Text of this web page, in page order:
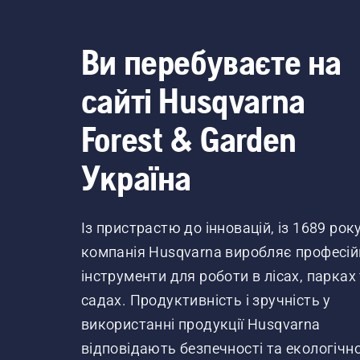
Ви перебуваєте на
сайті Husqvarna
Forest & Garden
Україна
Із пристрастю до інновацій, із 1689
компанія Husqvarna виробляє
інструменти для роботи в лісах, парках
садах. Продуктивність і зручність у
використанні продукції Husqvarna
відповідають безпечності та